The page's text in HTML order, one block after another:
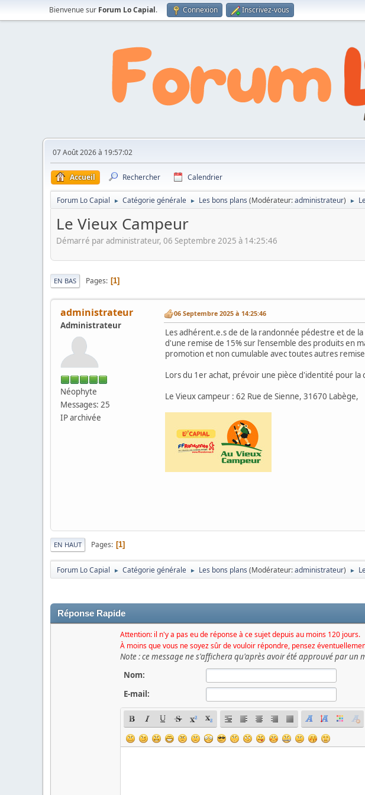
Bienvenue sur Forum Lo Capial. Connexion Inscrivez-vous
07 Août 2026 à 19:57:02
Accueil Rechercher Calendrier
Forum Lo Capial ► Catégorie générale ► Les bons plans (Modérateur:administrateur) ►
Le Vieux Campeur
Démarré par administrateur, 06 Septembre 2025 à 14:25:46
EN BAS Pages 1
administrateur
Administrateur
Néophyte
Messages: 25
IP archivée
06 Septembre 2025 à 14:25:46
Les adhérent.e.s de de la randonnée pédestre et de
d'une remise de 15% sur l'ensemble des produits en
promotion et non cumulable avec toutes autres
Lors du 1er achat, prévoir une pièce d'identité pour
Le Vieux campeur : 62 Rue de Sienne, 31670 Labège,
EN HAUT Pages 1
Forum Lo Capial ► Catégorie générale ► Les bons plans (Modérateur:administrateur) ►
Réponse Rapide
Attention: il n'y a pas eu de réponse à ce sujet depuis au moins 120 jours.
À moins que vous ne soyez sûr de vouloir répondre, pensez
Note : ce message ne s'affichera qu'après avoir été approuvé par un
Nom:
E-mail: